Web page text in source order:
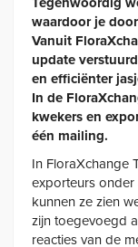
waardoor je
Vanuit
update
en efficiënter
In de
kwekers en
één mailing.
In FloraXchange
exporteurs
kunnen ze zien
zijn toegevoegd
reacties van de